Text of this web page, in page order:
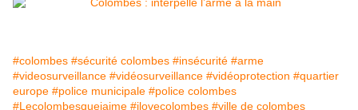
#colombes #sécurité colombes #insécurité #arme
#videosurveillance #vidéosurveillance #vidéoprotection #quartier
europe #police municipale #police colombes
#Lecolombesquejaime #ilovecolombes #ville de colombes